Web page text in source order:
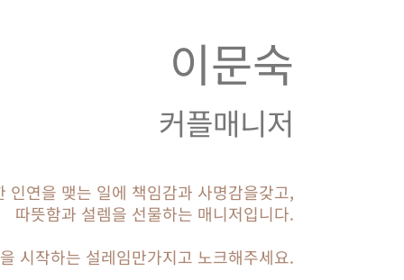
이문숙
커플매니저
인연을 맺는 일에 책임감과 사명감을갖고,
따뜻함과 설렘을 선물하는 매니저입니다.
시작하는 설레임만가지고 노크해주세요.